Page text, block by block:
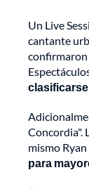
Un Live
cantante
confirmaron
Concordia".
mismo
para